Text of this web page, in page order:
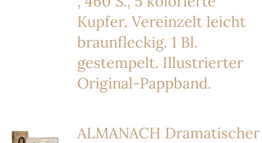
Kupfer. Vereinzelt leicht
braunfleckig. 1 Bl.
gestempelt. Illustrierter
Original-Pappband.
ALMANACH Dramatischer